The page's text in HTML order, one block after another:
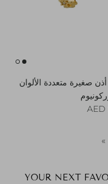
صغيرة متعددة الألوان
YOUR NEXT